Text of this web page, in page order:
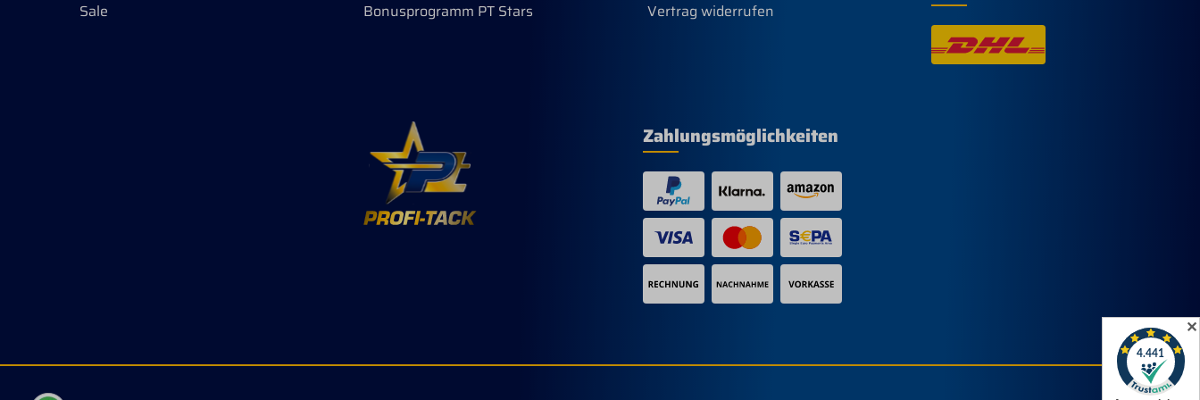
Sale
Bonusprogramm PT Stars
Vertrag widerrufen
Zahlungsmöglichkeiten
✕